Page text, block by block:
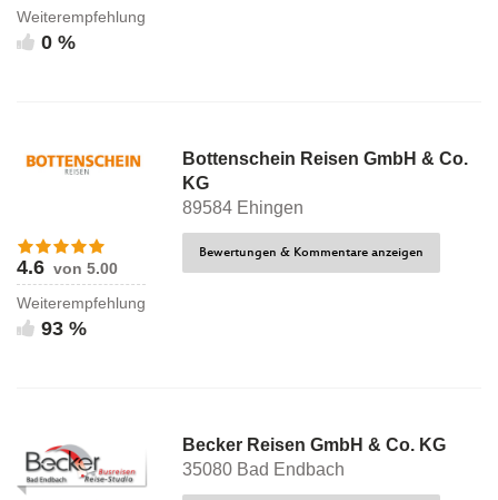
Weiterempfehlung
0 %
Bottenschein Reisen GmbH & Co.
KG
89584 Ehingen
4.6 von 5.00
Weiterempfehlung
93 %
Bewertungen & Kommentare anzeigen
Becker Reisen GmbH & Co. KG
35080 Bad Endbach